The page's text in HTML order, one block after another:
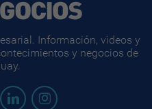
Información, videos y
y negocios de